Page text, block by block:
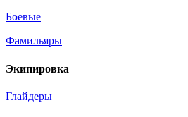
Боевые
Фамильяры
Экипировка
Глайдеры